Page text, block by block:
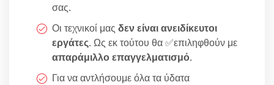
σας.
Οι τεχνικοί μας δεν είναι ανειδίκευτοι
εργάτες. Ως εκ τούτου θα ✅επιληφθούν με
απαράμιλλο επαγγελματισμό.
Για να αντλήσουμε όλα τα ύδατα